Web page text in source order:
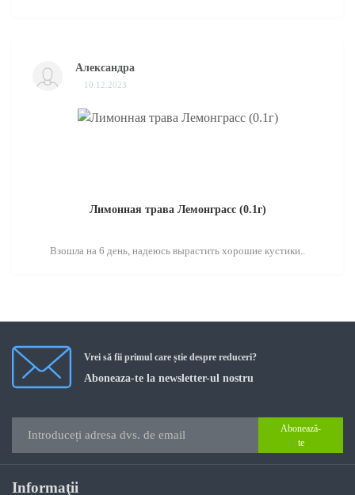
Александра
10.12.2023
Лимонная трава Лемонграсс (0.1г)
Взошла на 6 день, надеюсь вырастить хорошие кустики..
Vrei să fii primul care știe despre reduceri?
Aboneaza-te la newsletter-ul nostru
Abonează-
te
Informaţii